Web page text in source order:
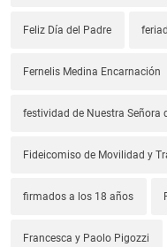
Feliz Día del Padre
Fernelis Medina Encarnación
festividad de Nuestra Señora
Fideicomiso de Movilidad y
firmados a los 18 años
Francesca y Paolo Pigozzi